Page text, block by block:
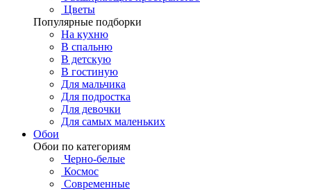
Цветы
Популярные подборки
На кухню
В спальню
В детскую
В гостиную
Для мальчика
Для подростка
Для девочки
Для самых маленьких
Обои
Обои по категориям
Черно-белые
Космос
Современные